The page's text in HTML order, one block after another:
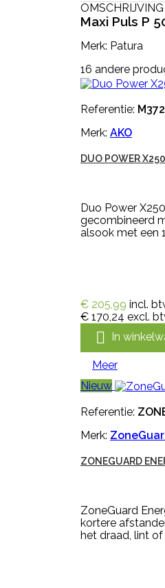
OMSCHRIJVING
Maxi Puls P
Merk: Patura
16 andere
Referentie:
Merk: AKO
DUO POWER
Duo Power
gecombineerd
alsook met een
€ 205,99 incl.
€ 170,24 excl.
 In
Meer
Nieuw
Referentie:
Merk:
ZONEGUARD
ZoneGuard
kortere
het draad, lint of